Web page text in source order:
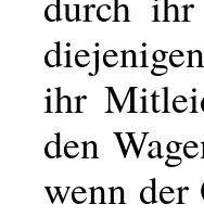
ihr
den
wenn der